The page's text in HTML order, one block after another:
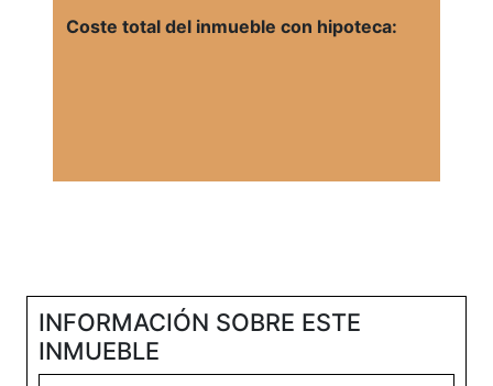
Coste total del inmueble con hipoteca:
INFORMACIÓN SOBRE ESTE
INMUEBLE